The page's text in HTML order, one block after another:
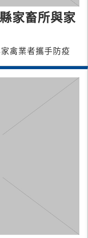
家畜所與家
禽業者攜手防疫